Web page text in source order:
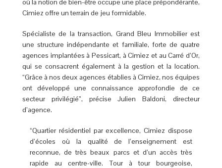
où la notion de bien-être occupe une place prépondérante,
Cimiez offre un terrain de jeu formidable.
Spécialiste de la transaction, Grand Bleu Immobilier est
une structure indépendante et familiale, forte de quatre
agences implantées à Pessicart, à Cimiez et au Carré d’Or,
qui se consacrent également à la gestion et la location.
“Grâce à nos deux agences établies à Cimiez, nos équipes
ont développé une connaissance approfondie de ce
secteur privilégié”, précise Julien Baldoni, directeur
d’agence.
“Quartier résidentiel par excellence, Cimiez dispose
d’écoles où la qualité de l’enseignement est
reconnue, de très beaux parcs et d’un accès très
rapide au centre-ville. Tour à tour bourgeoise,